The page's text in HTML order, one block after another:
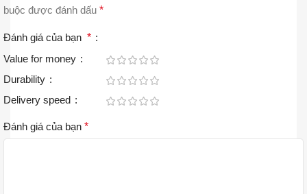
buộc được đánh dấu *
Đánh giá của bạn *
Value for money
Durability
Delivery speed
Đánh giá của bạn *